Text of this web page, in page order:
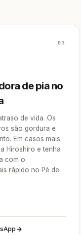
03
de pia no
de vida. Os
são gordura e
Em casos mais
Hiroshiro e tenha
com o
rápido no Pé de